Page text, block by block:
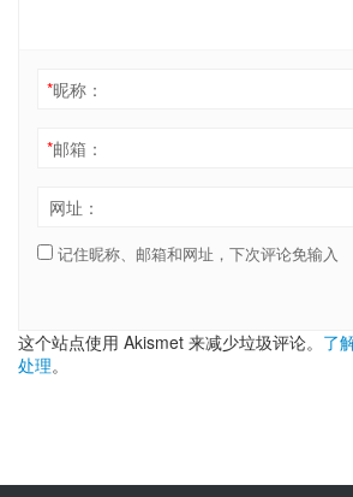
*昵称：
*邮箱：
网址：
记住昵称、邮箱和网址，下次评论免输入
这个站点使用 Akismet 来减少垃圾评论。 了
处理。